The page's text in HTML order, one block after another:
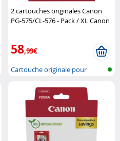
2 cartouches originales Canon
PG-575/CL-576 - Pack / XL Canon
58,99€
Cartouche originale pour